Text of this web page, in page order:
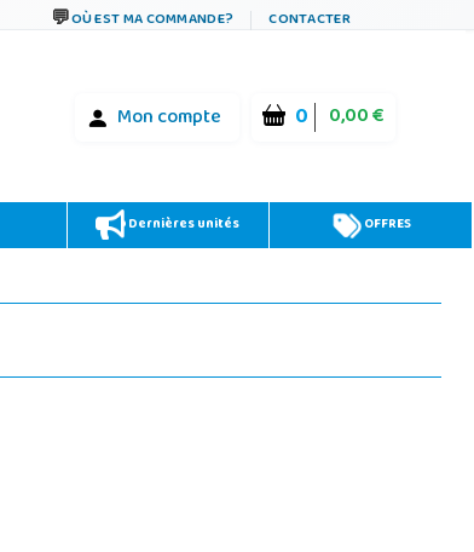
OÙ EST MA COMMANDE? CONTACTER
Mon compte 0 0,00 €
Dernières unités OFFRES